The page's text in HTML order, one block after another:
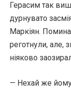
Герасим так
дурнувато
Маркіян.
реготнули, але,
ніяково
— Нехай же